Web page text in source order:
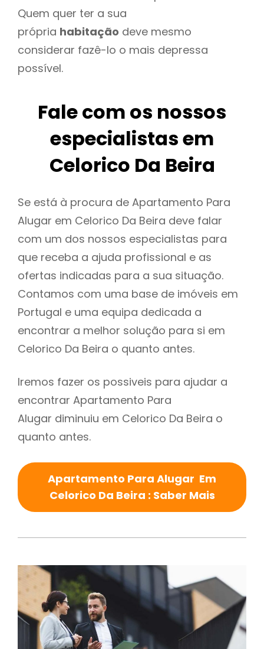
Quem quer ter a sua
própria habitação deve mesmo
considerar fazê-lo o mais depressa
possível.
Fale com os nossos
especialistas em
Celorico Da Beira
Se está à procura de Apartamento Para
Alugar em Celorico Da Beira deve falar
com um dos nossos especialistas para
que receba a ajuda profissional e as
ofertas indicadas para a sua situação.
Contamos com uma base de imóveis em
Portugal e uma equipa dedicada a
encontrar a melhor solução para si em
Celorico Da Beira o quanto antes.
Iremos fazer os possiveis para ajudar a
encontrar Apartamento Para
Alugar diminuiu em Celorico Da Beira o
quanto antes.
Apartamento Para Alugar Em
Celorico Da Beira : Saber Mais